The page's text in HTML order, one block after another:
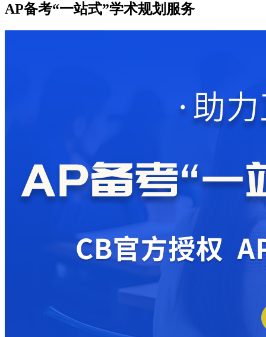
AP备考“一站式”学术规划服务